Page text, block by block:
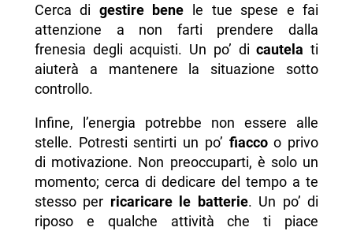
Cerca di gestire bene le tue spese e fai
attenzione a non farti prendere dalla
frenesia degli acquisti. Un po’ dicautela ti
aiuterà a mantenere la situazione sotto
controllo.
Infine, l’energia potrebbe non essere alle
stelle. Potresti sentirti un po’ fiaccoo privo
di motivazione. Non preoccuparti, è solo un
momento; cerca di dedicare del tempo a te
stesso per ricaricare le batterie. Un po’ di
riposo e qualche attività che ti piace